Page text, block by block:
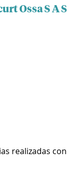
Ossa S A S
realizadas con